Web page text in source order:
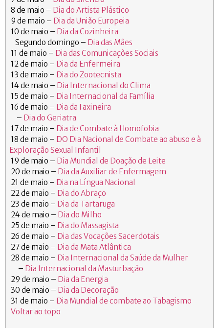
8 de maio – Dia do Artista Plástico
9 de maio – Dia da União Europeia
10 de maio – Dia da Cozinheira
Segundo domingo – Dia das Mães
11 de maio – Dia das Comunicações Sociais
12 de maio – Dia da Enfermeira
13 de maio – Dia do Zootecnista
14 de maio – Dia Internacional do Clima
15 de maio – Dia Internacional da Família
16 de maio – Dia da Faxineira
– Dia do Geriatra
17 de maio – Dia de Combate à Homofobia
18 de maio – DO Dia Nacional de Combate ao abuso e à
Exploração Sexual Infantil
19 de maio – Dia Mundial de Doação de Leite
20 de maio – Dia da Auxiliar de Enfermagem
21 de maio – Dia na Língua Nacional
22 de maio – Dia do Abraço
23 de maio – Dia da Tartaruga
24 de maio – Dia do Milho
25 de maio – Dia do Massagista
26 de maio – Dia das Vocações Sacerdotais
27 de maio – Dia da Mata Atlântica
28 de maio – Dia Internacional da Saúde da Mulher
– Dia Internacional da Masturbação
29 de maio – Dia da Energia
30 de maio – Dia da Decoração
31 de maio – Dia Mundial de combate ao Tabagismo
Voltar ao topo